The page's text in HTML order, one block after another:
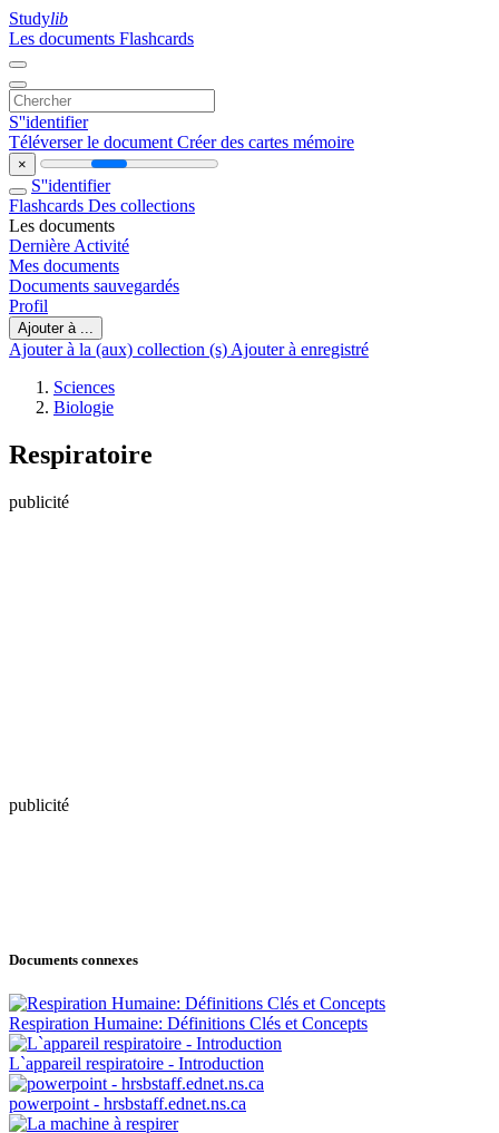
Studylib
Les documents Flashcards
S''identifier
Téléverser le document Créer des cartes mémoire
×
S''identifier
Flashcards Des collections
Les documents
Dernière Activité
Mes documents
Documents sauvegardés
Profil
Ajouter à ...
Ajouter à la (aux) collection (s) Ajouter à enregistré
Sciences
Biologie
Respiratoire
publicité
publicité
Documents connexes
Respiration Humaine: Définitions Clés et Concepts
L`appareil respiratoire - Introduction
powerpoint - hrsbstaff.ednet.ns.ca